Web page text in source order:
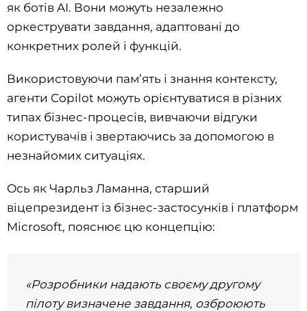
як ботів AI. Вони можуть незалежно
оркеструвати завдання, адаптовані до
конкретних ролей і функцій.
Використовуючи пам’ять і знання контексту,
агенти Copilot можуть орієнтуватися в різних
типах бізнес-процесів, вивчаючи відгуки
користувачів і звертаючись за допомогою в
незнайомих ситуаціях.
Ось як Чарльз Ламанна, старший
віцепрезидент із бізнес-застосунків і платформ
Microsoft, пояснює цю концепцію:
«Розробники надають своєму другому
пілоту визначене завдання, озброюють